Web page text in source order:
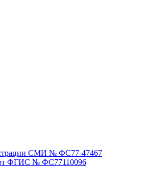
СМИ № ФС77-47467
ФГИС № ФС77110096